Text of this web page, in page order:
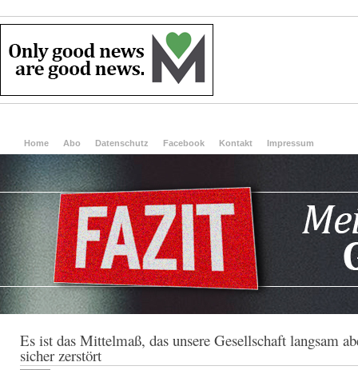
Home Abo Datenschutz Facebook Kontakt Impressum
Es ist das Mittelmaß, das unsere Gesellschaft langsam
sicher zerstört